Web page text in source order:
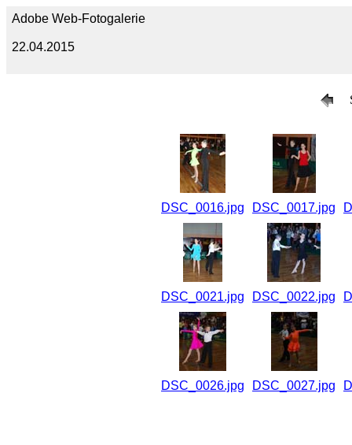
Adobe Web-Fotogalerie
22.04.2015
DSC_0016.jpg DSC_0017.jpg
DSC_0021.jpg DSC_0022.jpg
DSC_0026.jpg DSC_0027.jpg